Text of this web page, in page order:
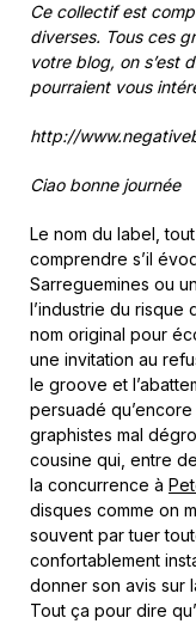
Ce collectif est
diverses. Tous ces
votre blog, on s’est
pourraient vous
http://
Ciao bonne journée
Le nom du label,
comprendre s’il
Sarreguemines ou
l’industrie du risque
nom original pour
une invitation au
le groove et
persuadé
graphistes mal
cousine qui, entre
la concurrence à
disques comme on
souvent par tuer
confortablement
donner son avis sur
Tout ça pour dire